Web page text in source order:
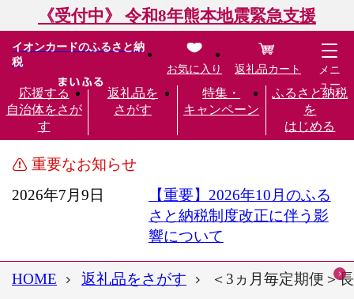
《受付中》 令和8年熊本地震緊急支援
イオンカードのふるさと納
税
応援する
自治体をさが
す
返礼品を
さがす
特集・
キャンペーン
ふるさと納税
を
はじめる
お気に入り 返礼品カート
メニ
ュー
重要なお知らせ
2026年7月9日
【重要】2026年10月のふる
さと納税制度改正に伴う影
響について
HOME 返礼品をさがす ＜3ヵ月毎定期便＞